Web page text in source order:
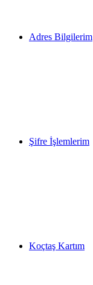
Adres Bilgilerim
Şifre İşlemlerim
Koçtaş Kartım